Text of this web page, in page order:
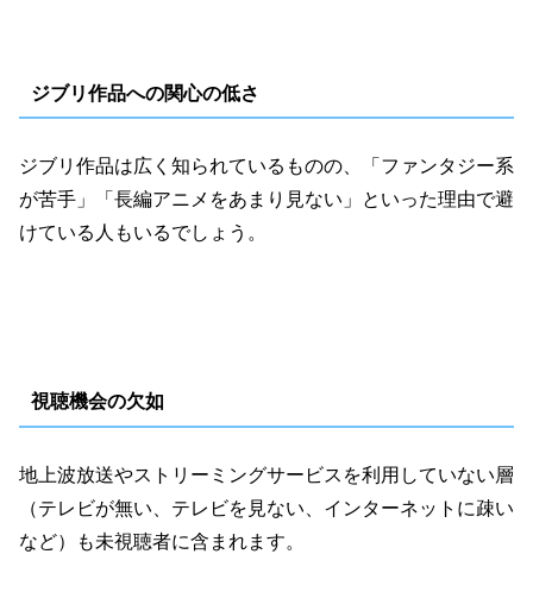
ジブリ作品への関心の低さ
ジブリ作品は広く知られているものの、「ファンタジー系
が苦手」「長編アニメをあまり見ない」といった理由で避
けている人もいるでしょう。
視聴機会の欠如
地上波放送やストリーミングサービスを利用していない層
（テレビが無い、テレビを見ない、インターネットに疎い
など）も未視聴者に含まれます。